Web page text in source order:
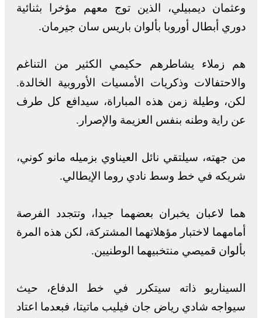
وعثمان ديمبيلي، الذين توج معهم مؤخرا بثنائية
دوري أبطال أوروبا بألوان باريس سان جيرمان.
هم زملاء يشاطرهم حكيمي الكثير من التناغم
والاحتفالات وذكريات الأمسيات الأوروبية الخالدة.
لكن، وطيلة زمن هذه المباراة، سيدافع كل طرف
عن راية وطنه بنفس العزيمة والإصرار.
من جهته، سيلتقي نائل العيناوي بزميله مانو كوني،
شريكه في خط وسط نادي روما الإيطالي.
هما لاعبان يخبران بعضهما جيدا، وتتجدد الفرصة
أمامهما لاختبار مؤهلاتهما المشتركة، لكن هذه المرة
بألوان قميصي منتخبيهما الوطنيين.
السيناريو ذاته سيتكرر في خط الدفاع، حيث
سيواجه شادي رياض جان فيليب ماتيتا، فبعدما اعتاد